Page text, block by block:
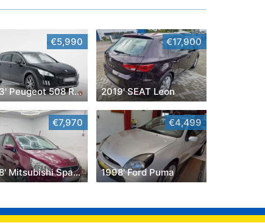
€5,990
2013' Peugeot 508 RXH
€17,900
2019' SEAT Leon
€7,970
2018' Mitsubishi Space Star
€4,499
1998' Ford Puma